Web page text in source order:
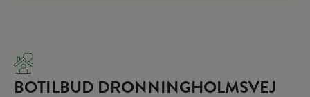
​BOTILBUD DRONNINGHOLMSVEJ